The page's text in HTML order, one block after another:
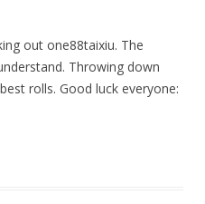
out one88taixiu. The
Throwing down
rolls. Good luck everyone: